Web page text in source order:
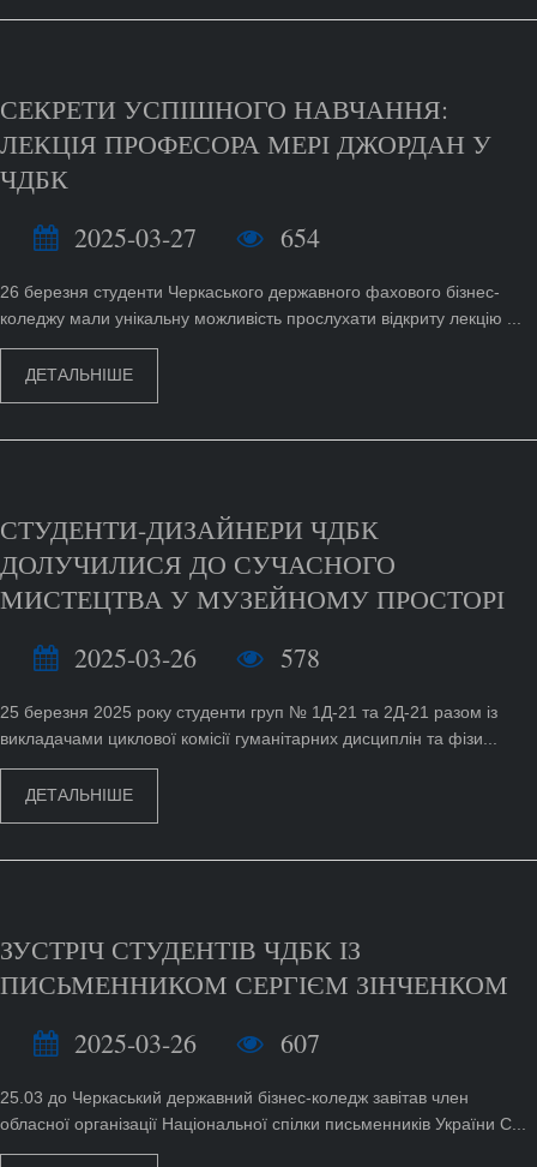
СЕКРЕТИ УСПІШНОГО НАВЧАННЯ:
ЛЕКЦІЯ ПРОФЕСОРА МЕРІ ДЖОРДАН У
ЧДБК
2025-03-27
654
26 березня студенти Черкаського державного фахового бізнес-
коледжу мали унікальну можливість прослухати відкриту лекцію ...
ДЕТАЛЬНІШЕ
СТУДЕНТИ-ДИЗАЙНЕРИ ЧДБК
ДОЛУЧИЛИСЯ ДО СУЧАСНОГО
МИСТЕЦТВА У МУЗЕЙНОМУ ПРОСТОРІ
2025-03-26
578
25 березня 2025 року студенти груп № 1Д-21 та 2Д-21 разом із
викладачами циклової комісії гуманітарних дисциплін та фізи...
ДЕТАЛЬНІШЕ
ЗУСТРІЧ СТУДЕНТІВ ЧДБК ІЗ
ПИСЬМЕННИКОМ СЕРГІЄМ ЗІНЧЕНКОМ
2025-03-26
607
25.03 до Черкаський державний бізнес-коледж завітав член
обласної організації Національної спілки письменників України С...